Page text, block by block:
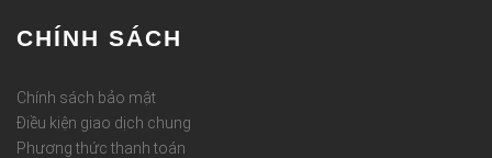
CHÍNH SÁCH
Chính sách bảo mật
Điều kiện giao dịch chung
Phương thức thanh toán